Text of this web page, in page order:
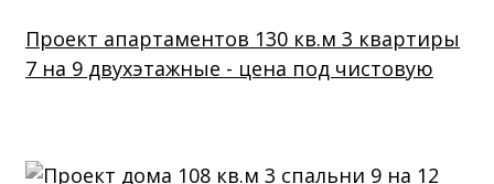
Проект апартаментов 130 кв.м 3 квартиры
7 на 9 двухэтажные - цена под чистовую